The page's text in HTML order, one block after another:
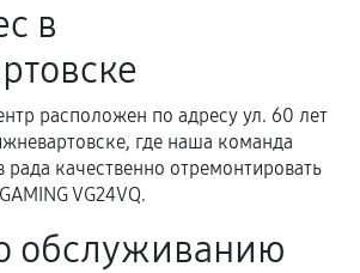
износ деталей, если иное не
отдельно.
окончания гарантийного
сбои, если это не указано в
в
расположен по адресу ул. 60 лет
где наша команда
качественно отремонтировать
VG24VQ.
обслуживанию